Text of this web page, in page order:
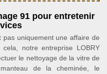
91 pour entretenir
pas uniquement une affaire de
notre entreprise LOBRY
le nettoyage de la vitre de
de la cheminée, le